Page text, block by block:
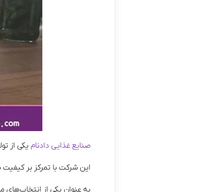
صنایع غذایی دادنام یکی از
این شرکت با تمرکز بر
به عنوان یکی از انتخاب‌های